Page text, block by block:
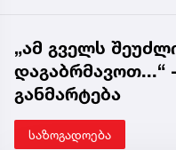
„ამ გველს
დაგაბრმავოთ...“
განმარტება
საზოგადოება